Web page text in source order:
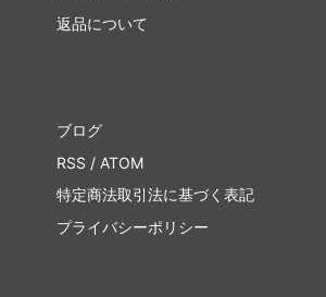
返品について
ブログ
RSS / ATOM
特定商法取引法に基づく表記
プライバシーポリシー